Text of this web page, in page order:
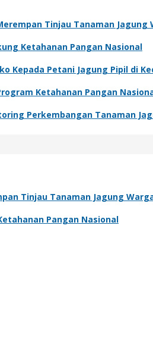
Tinjau Tanaman Jagung
Ketahanan Pangan Nasional
Kepada Petani Jagung Pipil di
Ketahanan Pangan
Perkembangan Tanaman
Tinjau Tanaman Jagung
Pangan Nasional